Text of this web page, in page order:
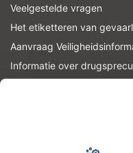
Veelgestelde vragen
Het etiketteren van
Aanvraag
Informatie over
Let op! Op onze